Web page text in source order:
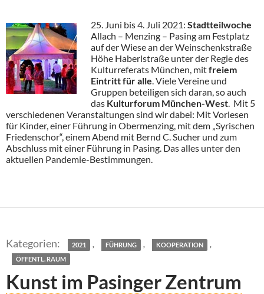
25. Juni bis 4. Juli 2021: Stadtteilwoche
Allach – Menzing – Pasing am Festplatz
auf der Wiese an der Weinschenkstraße
Höhe Haberlstraße unter der Regie des
Kulturreferats München, mitfreiem
Eintritt für alle. Viele Vereine und
Gruppen beteiligen sich daran, so auch
das Kulturforum München-West. Mit 5
verschiedenen Veranstaltungen sind wir dabei: Mit Vorlesen
für Kinder, einer Führung in Obermenzing, mit dem „Syrischen
Friedenschor“, einem Abend mit Bernd C. Sucher und zum
Abschluss mit einer Führung in Pasing. Das alles unter den
aktuellen Pandemie-Bestimmungen.
2021 , FÜHRUNG , KOOPERATION ,
ÖFFENTL. RAUM
Kunst im Pasinger Zentrum